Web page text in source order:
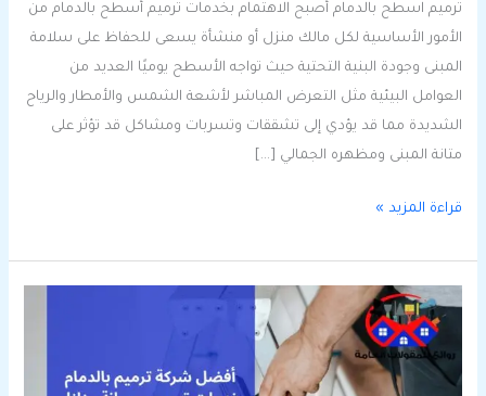
ترميم اسطح بالدمام أصبح الاهتمام بخدمات ترميم أسطح بالدمام من
الأمور الأساسية لكل مالك منزل أو منشأة يسعى للحفاظ على سلامة
المبنى وجودة البنية التحتية حيث تواجه الأسطح يوميًا العديد من
العوامل البيئية مثل التعرض المباشر لأشعة الشمس والأمطار والرياح
الشديدة مما قد يؤدي إلى تشققات وتسربات ومشاكل قد تؤثر على
متانة المبنى ومظهره الجمالي […]
قراءة المزيد »
أفضل
شركة
ترميم
بالدمام